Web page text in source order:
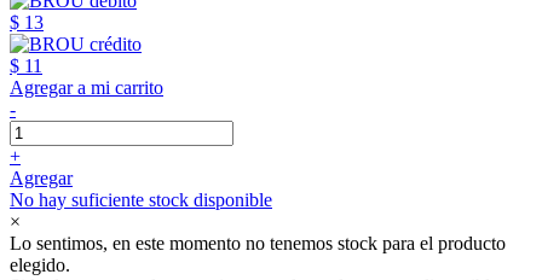
$ 13
$ 11
Agregar a mi carrito
-
+
Agregar
No hay suficiente stock disponible
×
Lo sentimos, en este momento no tenemos stock para el producto
elegido.